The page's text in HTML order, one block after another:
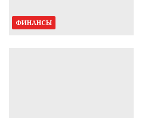
ФИНАНСЫ